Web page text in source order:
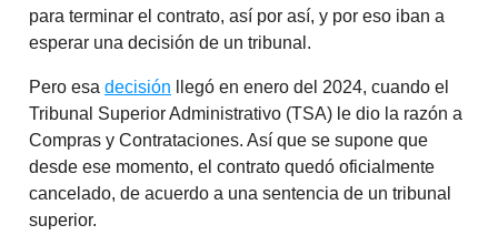
para terminar el contrato, así por así, y por eso iban a
esperar una decisión de un tribunal.
Pero esa decisión llegó en enero del 2024, cuando el
Tribunal Superior Administrativo (TSA) le dio la razón a
Compras y Contrataciones. Así que se supone que
desde ese momento, el contrato quedó oficialmente
cancelado, de acuerdo a una sentencia de un tribunal
superior.